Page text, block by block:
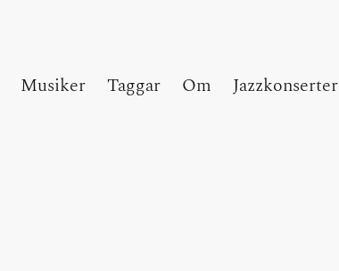
Musiker Taggar Om Jazzkonserter